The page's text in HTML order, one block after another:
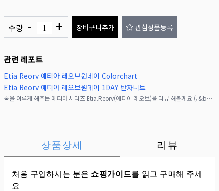
수량 - + 장바구니추가 관심상품등록
관련 레포트
Etia Reorv 에티아 레오브원데이 Colorchart
Etia Reorv 에티아 레오브원데이 1DAY 탄자니트
꿈을 이루게 해주는 에티아 시리즈 Etia.Reorv(에티아 레오브)를 리뷰 해볼게요 (｡&bull;̀ᴗ-)✧&nbsp;요즘 이미지 보정 기술이 빠르게 발전하면서, 굳이 보정하지
상품상세 리뷰
처음 구입하시는 분은 쇼핑가이드를 읽고 구매해 주세
요